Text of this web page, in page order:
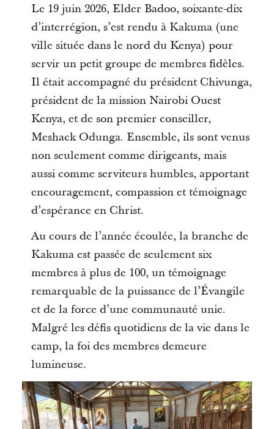
Le 19 juin 2026, Elder Badoo, soixante-dix
d’interrégion, s’est rendu à Kakuma (une
ville située dans le nord du Kenya) pour
servir un petit groupe de membres fidèles.
Il était accompagné du président Chivunga,
président de la mission Nairobi Ouest
Kenya, et de son premier conseiller,
Meshack Odunga. Ensemble, ils sont venus
non seulement comme dirigeants, mais
aussi comme serviteurs humbles, apportant
encouragement, compassion et témoignage
d’espérance en Christ.
Au cours de l’année écoulée, la branche de
Kakuma est passée de seulement six
membres à plus de 100, un témoignage
remarquable de la puissance de l’Évangile
et de la force d’une communauté unie.
Malgré les défis quotidiens de la vie dans le
camp, la foi des membres demeure
lumineuse.